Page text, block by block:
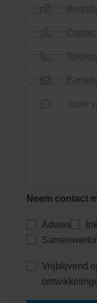
E-
Jouw
Neem contact
Advies
Vrijblijvend